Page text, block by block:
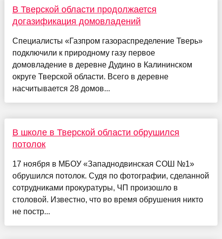
В Тверской области продолжается
догазификация домовладений
Специалисты «Газпром газораспределение Тверь»
подключили к природному газу первое
домовладение в деревне Дудино в Калининском
округе Тверской области. Всего в деревне
насчитывается 28 домов...
В школе в Тверской области обрушился
потолок
17 ноября в МБОУ «Западнодвинская СОШ №1»
обрушился потолок. Судя по фотографии, сделанной
сотрудниками прокуратуры, ЧП произошло в
столовой. Известно, что во время обрушения никто
не постр...